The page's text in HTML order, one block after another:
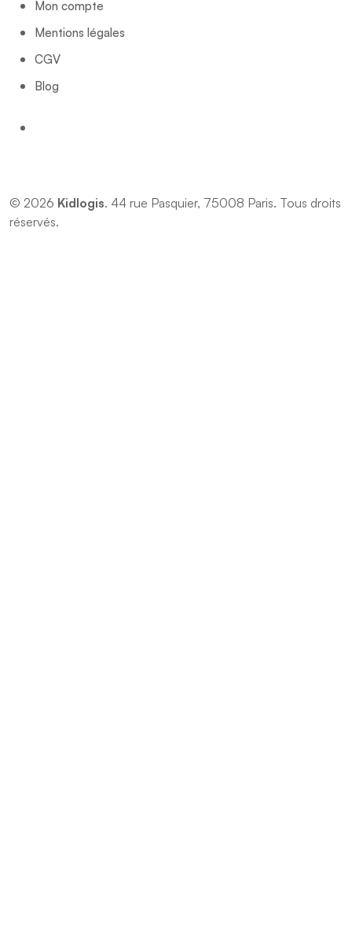
Mon compte
Mentions légales
CGV
Blog
© 2026 Kidlogis. 44 rue Pasquier, 75008 Paris. Tous droits
réservés.